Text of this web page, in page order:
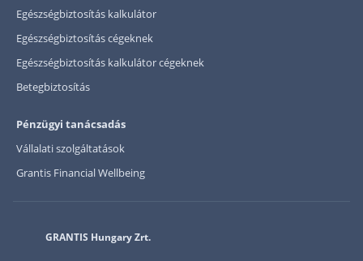
Egészségbiztosítás kalkulátor
Egészségbiztosítás cégeknek
Egészségbiztosítás kalkulátor cégeknek
Betegbiztosítás
Pénzügyi tanácsadás
Vállalati szolgáltatások
Grantis Financial Wellbeing
GRANTIS Hungary Zrt.